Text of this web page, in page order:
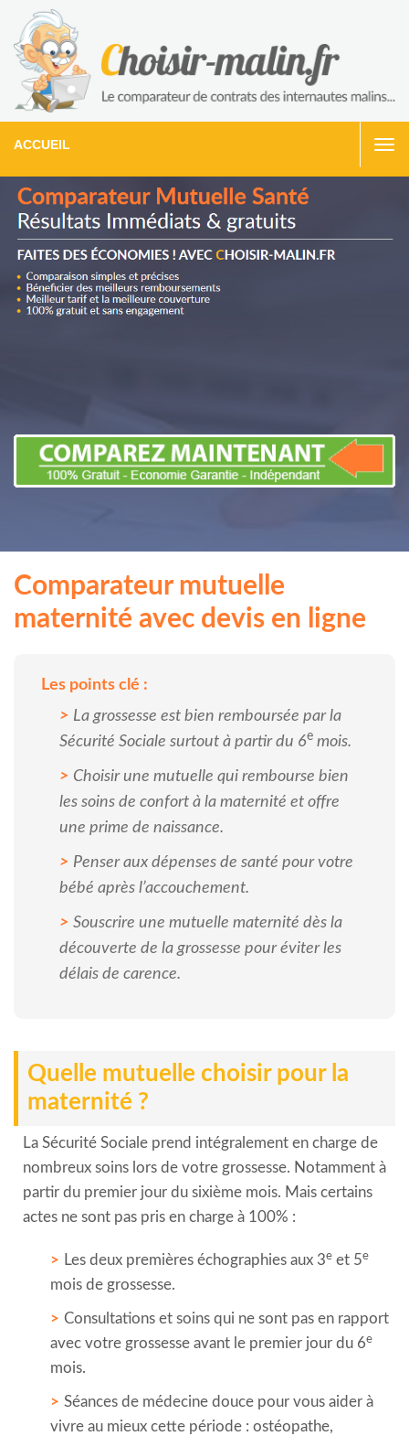
ACCUEIL
Comparateur mutuelle
maternité avec devis en ligne
Les points clé :
La grossesse est bien remboursée par la
Sécurité Sociale surtout à partir du 6e mois.
Choisir une mutuelle qui rembourse bien
les soins de confort à la maternité et offre
une prime de naissance.
Penser aux dépenses de santé pour votre
bébé après l’accouchement.
Souscrire une mutuelle maternité dès la
découverte de la grossesse pour éviter les
délais de carence.
Quelle mutuelle choisir pour la
maternité ?
La Sécurité Sociale prend intégralement en charge de
nombreux soins lors de votre grossesse. Notamment à
partir du premier jour du sixième mois. Mais certains
actes ne sont pas pris en charge à 100% :
Les deux premières échographies aux 3e et 5e
mois de grossesse.
Consultations et soins qui ne sont pas en rapport
avec votre grossesse avant le premier jour du 6e
mois.
Séances de médecine douce pour vous aider à
vivre au mieux cette période : ostéopathe,